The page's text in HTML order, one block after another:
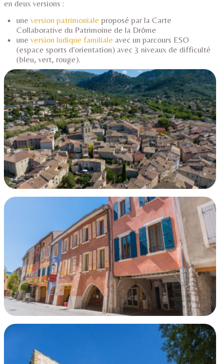
en deux versions :
une version patrimoniale proposé par la Carte
Collaborative du Patrimoine de la Drôme
une version ludique familiale avec un parcours ESO
(espace sports d'orientation) avec 3 niveaux de difficulté
(bleu, vert, rouge).